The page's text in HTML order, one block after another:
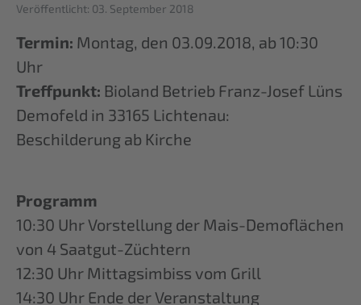
Details
Veröffentlicht: 03. September 2018
Termin: Montag, den 03.09.2018, ab 10:30
Uhr
Treffpunkt: Bioland Betrieb Franz-Josef Lüns
Demofeld in 33165 Lichtenau:
Beschilderung ab Kirche
Programm
10:30 Uhr Vorstellung der Mais-Demoflächen
von 4 Saatgut-Züchtern
12:30 Uhr Mittagsimbiss vom Grill
14:30 Uhr Ende der Veranstaltung